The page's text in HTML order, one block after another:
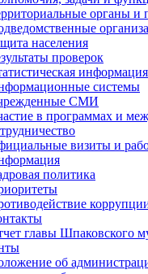
органы и
населения
проверок
информация
системы
СМИ
в программах и
визиты и
политика
главы Шпаковского
об